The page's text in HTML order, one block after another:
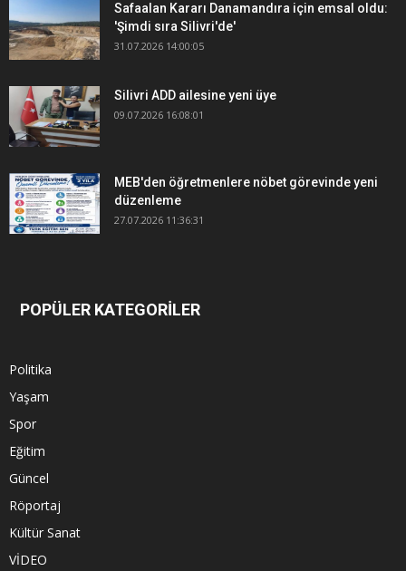
Safaalan Kararı Danamandıra için emsal oldu:
'Şimdi sıra Silivri'de'
31.07.2026 14:00:05
Silivri ADD ailesine yeni üye
09.07.2026 16:08:01
MEB'den öğretmenlere nöbet görevinde yeni
düzenleme
27.07.2026 11:36:31
POPÜLER KATEGORİLER
Politika
Yaşam
Spor
Eğitim
Güncel
Röportaj
Kültür Sanat
VİDEO